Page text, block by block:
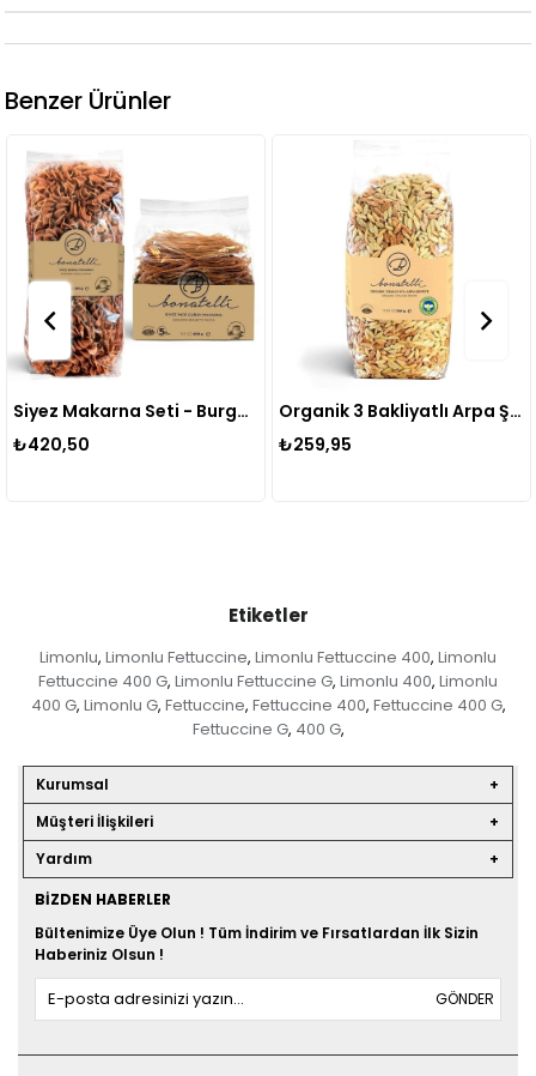
Benzer Ürünler
Siyez Makarna Seti - Burgu 350 G & İnce Çubuk Makarna 400 G
Organik 3 Bakliyatlı Arpa Şehriye 500 G
₺259,95
Etiketler
Limonlu, Limonlu Fettuccine, Limonlu Fettuccine 400, Limonlu
Fettuccine 400 G, Limonlu Fettuccine G, Limonlu 400, Limonlu
400 G, Limonlu G, Fettuccine, Fettuccine 400, Fettuccine 400 G,
Fettuccine G, 400 G,
Kurumsal
Müşteri İlişkileri
Yardım
BIZDEN HABERLER
Bültenimize Üye Olun ! Tüm İndirim ve Fırsatlardan İlk Sizin
Haberiniz Olsun !
GÖNDER